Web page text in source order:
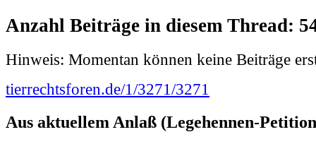
Anzahl Beiträge in diesem Thread:
Hinweis: Momentan können keine Beiträge
tierrechtsforen.de/1/3271/3271
Aus aktuellem Anlaß (Legehennen-